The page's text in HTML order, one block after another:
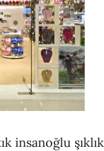
insanoğlu